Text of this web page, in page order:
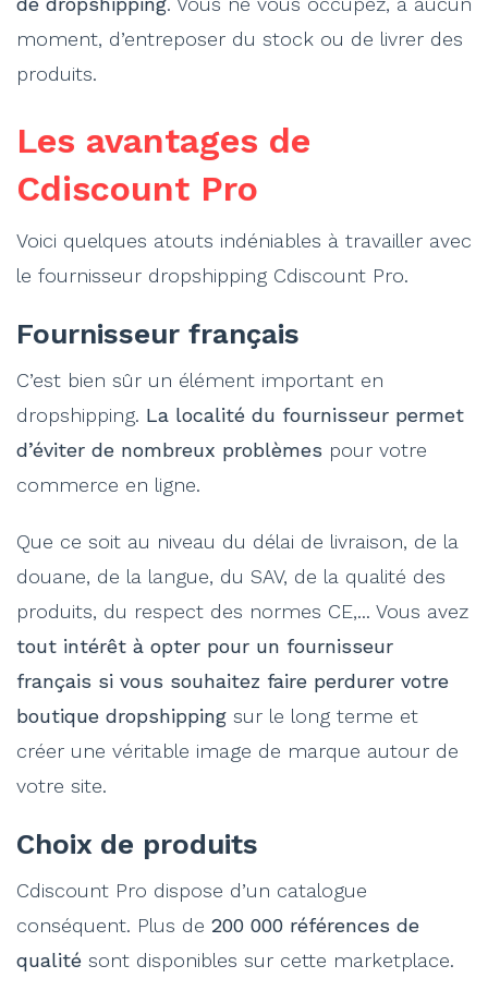
moment, d’entreposer du stock ou de livrer des
produits.
Les avantages de
Cdiscount Pro
Voici quelques atouts indéniables à travailler avec
le fournisseur dropshipping Cdiscount Pro.
Fournisseur français
C’est bien sûr un élément important en
dropshipping. La localité du fournisseur permet
d’éviter de nombreux problèmes pour votre
commerce en ligne.
Que ce soit au niveau du délai de livraison, de la
douane, de la langue, du SAV, de la qualité des
produits, du respect des normes CE,... Vous avez
tout intérêt à opter pour un fournisseur
français si vous souhaitez faire perdurer votre
boutique dropshipping sur le long terme et
créer une véritable image de marque autour de
votre site.
Choix de produits
Cdiscount Pro dispose d’un catalogue
conséquent. Plus de 200 000 références de
qualité sont disponibles sur cette marketplace.